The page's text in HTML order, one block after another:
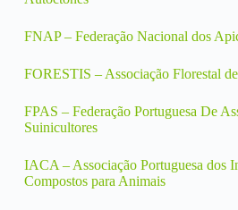
FNAP – Federação Nacional dos
FORESTIS – Associação Florestal
FPAS – Federação Portuguesa De
Suinicultores
IACA – Associação Portuguesa dos
Compostos para Animais